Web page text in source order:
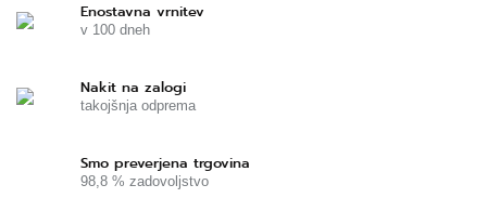
Enostavna vrnitev
v 100 dneh
Nakit na zalogi
takojšnja odprema
Smo preverjena trgovina
98,8 % zadovoljstvo